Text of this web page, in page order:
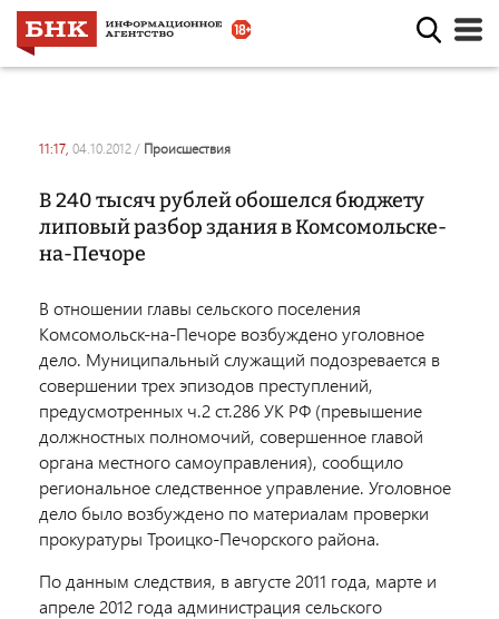
11:17, 04.10.2012 / происшествия
В 240 тысяч рублей обошелся бюджету
липовый разбор здания в Комсомольске-
на-Печоре
В отношении главы сельского поселения
Комсомольск-на-Печоре возбуждено уголовное
дело. Муниципальный служащий подозревается в
совершении трех эпизодов преступлений,
предусмотренных ч.2 ст.286 УК РФ (превышение
должностных полномочий, совершенное главой
органа местного самоуправления), сообщило
региональное следственное управление. Уголовное
дело было возбуждено по материалам проверки
прокуратуры Троицко-Печорского района.
По данным следствия, в августе 2011 года, марте и
апреле 2012 года администрация сельского